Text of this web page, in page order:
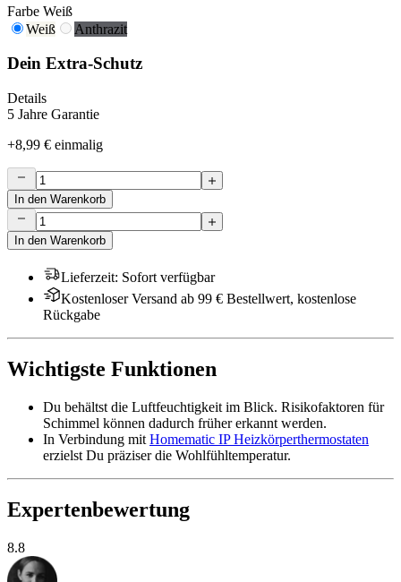
Farbe Weiß
Weiß
Anthrazit
Dein Extra-Schutz
Details
5 Jahre Garantie
+8,99 € einmalig
In den Warenkorb
In den Warenkorb
Lieferzeit: Sofort verfügbar
Kostenloser Versand ab 99 € Bestellwert, kostenlose
Rückgabe
Wichtigste Funktionen
Du behältst die Luftfeuchtigkeit im Blick. Risikofaktoren für
Schimmel können dadurch früher erkannt werden.
In Verbindung mit Homematic IP Heizkörperthermostaten
erzielst Du präziser die Wohlfühltemperatur.
Expertenbewertung
8.8